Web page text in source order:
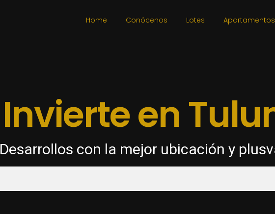
Home Conócenos Lotes Apartamentos
Invierte en
Desarrollos con la mejor ubicación y